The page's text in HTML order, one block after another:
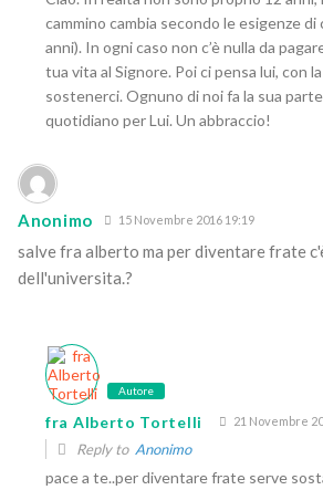
cammino cambia secondo le esigenze di
anni). In ogni caso non c’è nulla da
tua vita al Signore. Poi ci pensa lui, con
sostenerci. Ognuno di noi fa la sua
quotidiano per Lui. Un abbraccio!
Anonimo 15 Novembre 2016 19:19
salve fra alberto ma per diventare frate
dell'universita.?
Autore
fra Alberto Tortelli 21 Novembre
Reply to Anonimo
pace a te..per diventare frate serve